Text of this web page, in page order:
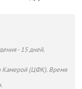
- 15 дней.
Камерой (ЦФК). Время